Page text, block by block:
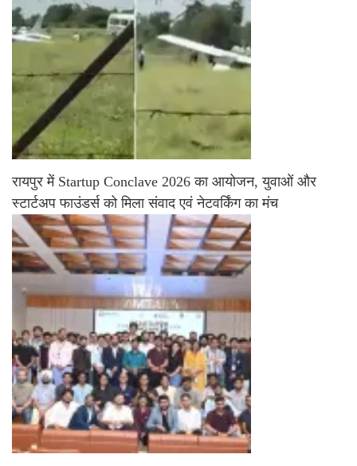
रायपुर में Startup Conclave 2026 का आयोजन, युवाओं और
स्टार्टअप फाउंडर्स को मिला संवाद एवं नेटवर्किंग का मंच